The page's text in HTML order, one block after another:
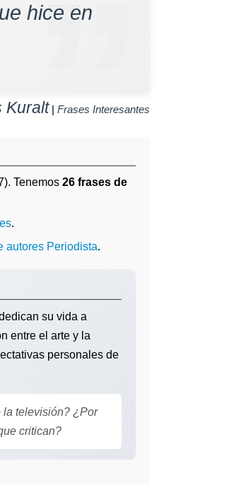
hice en
Kuralt| Frases Interesantes
Tenemos 26 frases de
.
autores Periodista.
su vida a
entre el arte y la
personales de
la televisión? ¿Por
critican?